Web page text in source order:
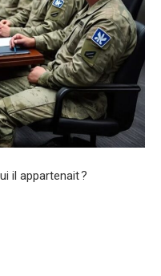
il appartenait ?